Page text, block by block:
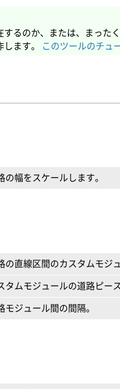
るのか、または、まった
ます。 このツールのチュ
の幅をスケールします。
の直線区間のカスタムモジ
タムモジュールの道路ピー
モジュール間の間隔。